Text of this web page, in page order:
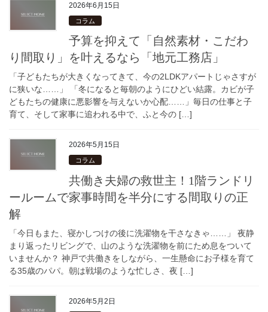
2026年6月15日
コラム
予算を抑えて「自然素材・こだわ
り間取り」を叶えるなら「地元工務店」
「子どもたちが大きくなってきて、今の2LDKアパートじゃさすが
に狭いな……」 「冬になると毎朝のようにひどい結露。カビが子
どもたちの健康に悪影響を与えないか心配……」毎日の仕事と子
育て、そして家事に追われる中で、ふと今の […]
2026年5月15日
コラム
共働き夫婦の救世主！1階ランドリ
ールームで家事時間を半分にする間取りの正
解
「今日もまた、寝かしつけの後に洗濯物を干さなきゃ……」 夜静
まり返ったリビングで、山のような洗濯物を前にため息をついて
いませんか？ 神戸で共働きをしながら、一生懸命にお子様を育て
る35歳のパパ。朝は戦場のような忙しさ、夜 […]
2026年5月2日